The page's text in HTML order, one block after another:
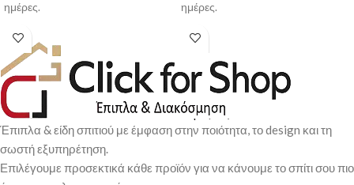
ημέρες.
ημέρες.
Έπιπλα & είδη σπιτιού με έμφαση στην ποιότητα, το design και τη
σωστή εξυπηρέτηση.
Επιλέγουμε προσεκτικά κάθε προϊόν για να κάνουμε το σπίτι σου πιο